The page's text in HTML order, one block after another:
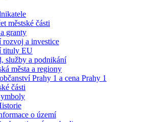
městské části
granty
rozvoj a investice
tituly EU
služby a podnikání
města a regiony
Prahy 1 a cena Prahy 1
části
o území